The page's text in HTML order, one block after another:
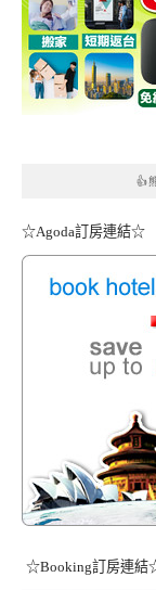
👍
☆Agoda訂房連結☆
☆Booking訂房連